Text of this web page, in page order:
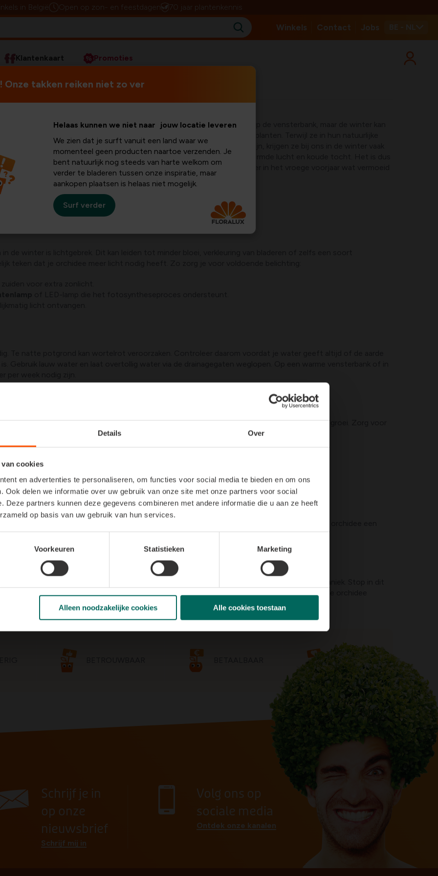
Details Over
van cookies
en advertenties te personaliseren, om functies voor social media te bieden en om ons
Ook delen we informatie over uw gebruik van onze site met onze partners voor social
Deze partners kunnen deze gegevens combineren met andere informatie die u aan ze heeft
op basis van uw gebruik van hun services.
Voorkeuren Statistieken Marketing
Alleen noodzakelijke cookies Alle cookies toestaan
in België Open op zon- en feestdagen 70 jaar plantenkennis
Klantenkaart Promoties
Winkels Contact Jobs
Orchideeën Orchideeën de winter doorhelpen
winter
Orchideeën zijn prachtige blikvangers op de vensterbank, maar de winter kan
omgeving veel zon en vocht gewend zijn, krijgen ze bij ons in de winter vaak
te maken met weinig licht, droge verwarmde lucht en koude tocht. Het is dus
niet verwonderlijk dat veel orchideeën er in het vroege voorjaar wat vermoeid
uitzien.
wat orchideeën niet prettig vinden. Droge lucht kan leiden tot spint en een vertraagde groei. Zorg voor
diep in de bladeren dringt.
Sommige soorten hebben juist een koelere rustperiode nodig; dit zijn vaak bergsoorten.
krijgt?
kan de plant juist schaden. Geduld is hier het sleutelwoord. Zodra het voorjaar komt, zal de orchidee
TOEGANKELIJK
Schrijf je in
op onze
nieuwsbrief
Schrijf mij in
Volg ons op
sociale media
Ontdek onze kanalen
Onze takken reiken niet zo ver
Helaas kunnen we niet naar jouw locatie leveren
We zien dat je surft vanuit een land waar we
momenteel geen producten naartoe verzenden. Je
bent natuurlijk nog steeds van harte welkom om
verder te bladeren tussen onze inspiratie, maar
aankopen plaatsen is helaas niet mogelijk.
Surf verder